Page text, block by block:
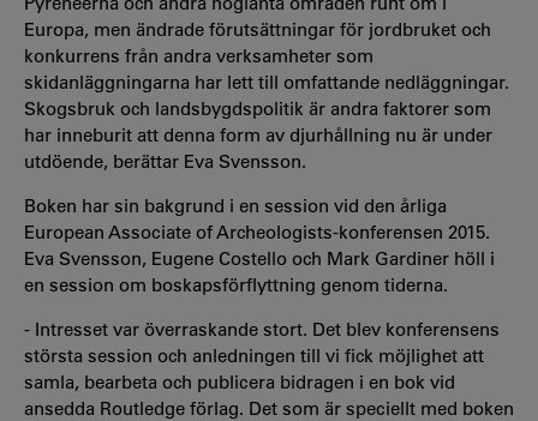
Europa, men ändrade förutsättningar för jordbruket och
konkurrens från andra verksamheter som
skidanläggningarna har lett till omfattande nedläggningar.
Skogsbruk och landsbygdspolitik är andra faktorer som
har inneburit att denna form av djurhållning nu är under
utdöende, berättar Eva Svensson.
Boken har sin bakgrund i en session vid den årliga
European Associate of Archeologists-konferensen 2015.
Eva Svensson, Eugene Costello och Mark Gardiner höll i
en session om boskapsförflyttning genom tiderna.
- Intresset var överraskande stort. Det blev konferensens
största session och anledningen till vi fick möjlighet att
samla, bearbeta och publicera bidragen i en bok vid
ansedda Routledge förlag. Det som är speciellt med boken